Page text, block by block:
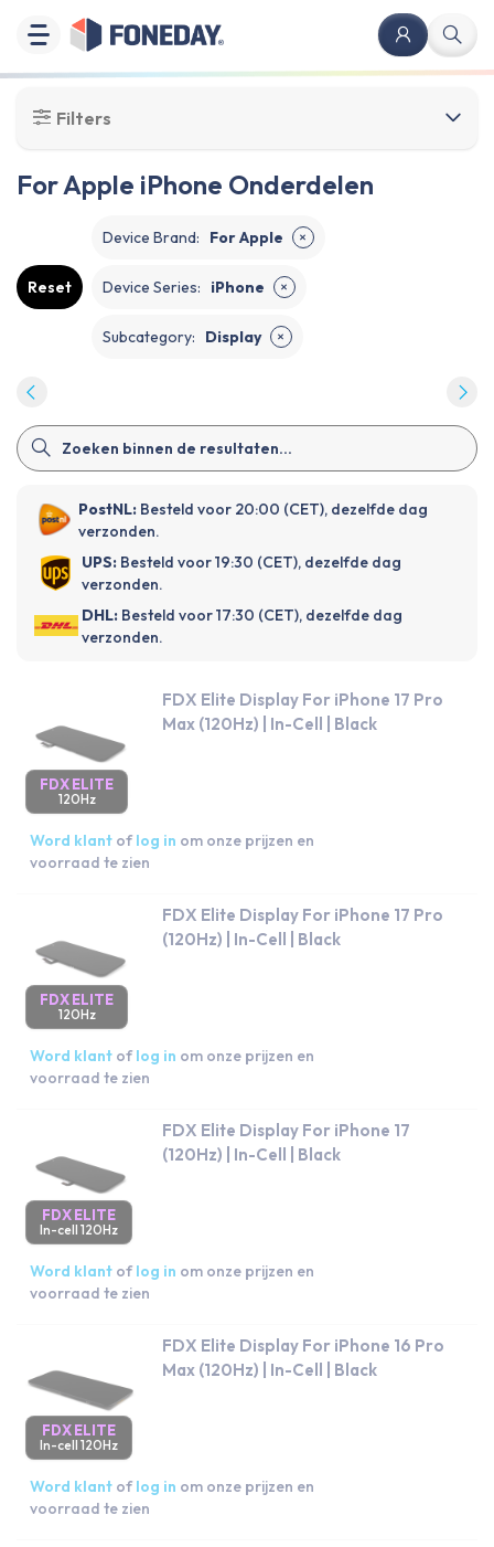
Filters
For Apple iPhone Onderdelen
Reset
Device Brand: For Apple ✕
Device Series: iPhone ✕
Subcategory: Display ✕
PostNL: Besteld voor 20:00 (CET), dezelfde dag
verzonden.
UPS: Besteld voor 19:30 (CET), dezelfde dag
verzonden.
DHL: Besteld voor 17:30 (CET), dezelfde dag
verzonden.
FDX ELITE
120Hz
FDX Elite Display For iPhone 17 Pro
Max (120Hz) | In-Cell | Black
Word klant of log in om onze prijzen en
voorraad te zien
FDX ELITE
120Hz
FDX Elite Display For iPhone 17 Pro
(120Hz) | In-Cell | Black
Word klant of log in om onze prijzen en
voorraad te zien
FDX ELITE
In-cell 120Hz
FDX Elite Display For iPhone 17
(120Hz) | In-Cell | Black
Word klant of log in om onze prijzen en
voorraad te zien
FDX ELITE
In-cell 120Hz
FDX Elite Display For iPhone 16 Pro
Max (120Hz) | In-Cell | Black
Word klant of log in om onze prijzen en
voorraad te zien